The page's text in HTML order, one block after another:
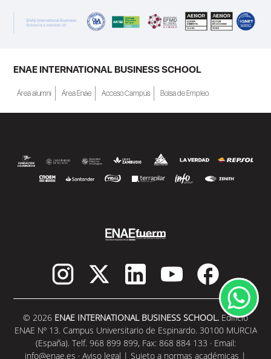
a Crecer". El programa está dirigido a
personas inscritas como demandantes de
becas de estudio parciales (50%), además
de al menos una beca...
ENAE INTERNATIONAL BUSINESS SCHOOL
Área alumni Área Enae Acceso Campus Bolsa de Empleo
© 2026 ENAE INTERNATIONAL BUSINESS SCHOOL. Edificio
ENAE Nº 13. Campus Universitario de Espinardo. 30100 MURCIA
(España). Telf. 968 899 899, Fax: 868 884 133 · Email:
info@enae.es · Aviso legal | Sujeto a normas académicas |